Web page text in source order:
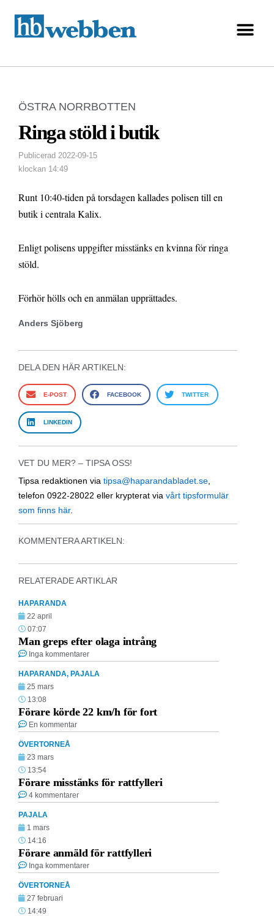
ÖSTRA NORRBOTTEN
Ringa stöld i butik
Publicerad 2022-09-15
klockan 14:49
Runt 10:40-tiden på torsdagen kallades polisen till en
butik i centrala Kalix.
Enligt polisens uppgifter misstänks en kvinna för ringa
stöld.
Förhör hölls och en anmälan upprättades.
Anders Sjöberg
DELA DEN HÄR ARTIKELN:
E-POST FACEBOOK TWITTER
LINKEDIN
VET DU MER? – TIPSA OSS!
Tipsa redaktionen via tipsa@haparandabladet.se
telefon 0922-28022 eller krypterat via vårt tipsformulär
som finns här.
KOMMENTERA ARTIKELN:
RELATERADE ARTIKLAR
HAPARANDA
22 april
07:07
Man greps efter olaga intrång
Inga kommentarer
HAPARANDA, PAJALA
25 mars
13:08
Förare körde 22 km/h för fort
En kommentar
ÖVERTORNEÅ
23 mars
13:54
Förare misstänks för rattfylleri
4 kommentarer
PAJALA
1 mars
14:16
Förare anmäld för rattfylleri
Inga kommentarer
ÖVERTORNEÅ
27 februari
14:49